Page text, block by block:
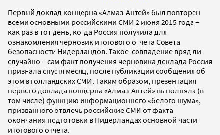
Первый доклад концерна «Алмаз-Антей» был повторен
всеми основными российскими СМИ 2 июня 2015 года –
как раз в тот день, когда Россия получила для
ознакомления черновик итогового отчета Совета
безопасности Нидерландов. Такое совпадение вряд ли
случайно – сам факт получения черновика доклада Россия
признала спустя месяц, после публикации сообщения об
этом в голландских СМИ. Таким образом, презентация
первого доклада концерна «Алмаз-Антей» выполняла (в
том числе) функцию информационного «белого шума»,
призванного отвлечь российские СМИ от факта
окончания подготовки в Нидерландах основной части
итогового отчета.